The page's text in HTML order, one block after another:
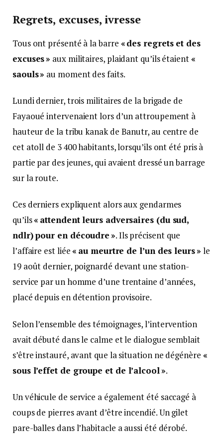
Regrets, excuses, ivresse
Tous ont présenté à la barre « des regrets et des
excuses » aux militaires, plaidant qu’ils étaient«
saouls » au moment des faits.
Lundi dernier, trois militaires de la brigade de
Fayaoué intervenaient lors d’un attroupement à
hauteur de la tribu kanak de Banutr, au centre de
cet atoll de 3 400 habitants, lorsqu’ils ont été pris à
partie par des jeunes, qui avaient dressé un barrage
sur la route.
Ces derniers expliquent alors aux gendarmes
qu’ils« attendent leurs adversaires (du sud,
ndlr) pour en découdre ». Ils précisent que
l’affaire est liée« au meurtre de l’un des leurs » le
19 août dernier, poignardé devant une station-
service par un homme d’une trentaine d’années,
placé depuis en détention provisoire.
Selon l’ensemble des témoignages, l’intervention
avait débuté dans le calme et le dialogue semblait
s’être instauré, avant que la situation ne dégénère «
sous l’effet de groupe et de l’alcool ».
Un véhicule de service a également été saccagé à
coups de pierres avant d’être incendié. Un gilet
pare-balles dans l’habitacle a aussi été dérobé.